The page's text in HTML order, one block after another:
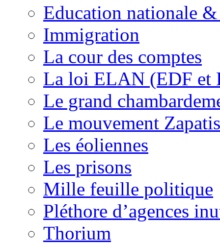
Education nationale
Immigration
La cour des comptes
La loi ELAN (EDF et
Le grand
Le mouvement
Les éoliennes
Les prisons
Mille feuille politique
Pléthore d’agences
Thorium